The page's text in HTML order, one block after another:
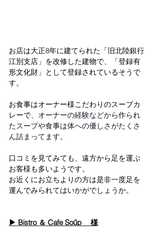
お店は大正8年に建てられた「旧北陸銀行
江別支店」を改修した建物で、「登録有
形文化財」として登録されているそうで
す。
お食事はオーナー様こだわりのスープカ
レーで、 オーナーの経験などから作られ
たスープや食事は体への優しさがたくさ
ん詰まってます。
口コミを見てみても、遠方から足を運ぶ
お客様も多いようです。
お近くにお立ちよりの方は是非一度足を
運んでみられてはいかがでしょうか。
▶ Bistro ＆ Cafe Soűp 様